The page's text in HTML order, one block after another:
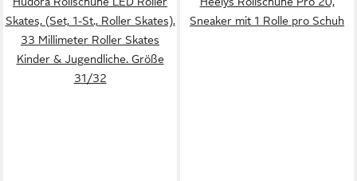
Skates, (Set, 1-St., Roller Skates),
‎33 Millimeter ‎Roller Skates
‎Kinder & Jugendliche. Größe
31/32
Sneaker mit 1 Rolle pro Schuh